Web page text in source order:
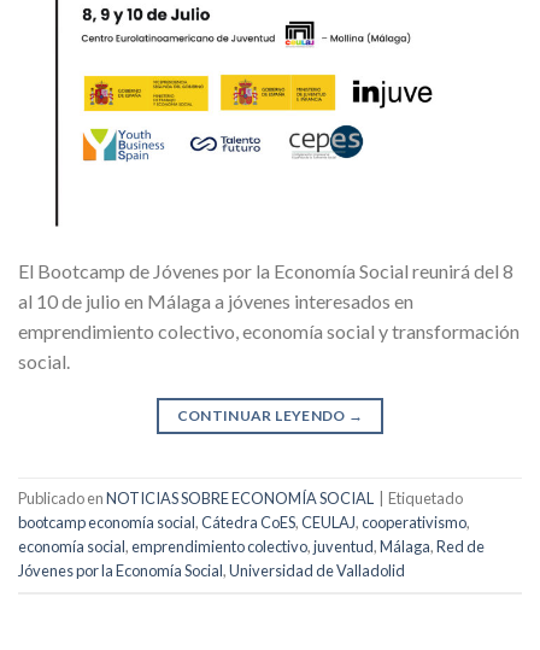
El Bootcamp de Jóvenes por la Economía Social reunirá del 8
al 10 de julio en Málaga a jóvenes interesados en
emprendimiento colectivo, economía social y transformación
social.
CONTINUAR LEYENDO →
Publicado enNOTICIAS SOBRE ECONOMÍA SOCIAL
Etiquetado
bootcamp economía social,Cátedra CoES,CEULAJ,cooperativismo,
economía social,emprendimiento colectivo,juventud,Málaga,Red de
Jóvenes por la Economía Social,Universidad de Valladolid